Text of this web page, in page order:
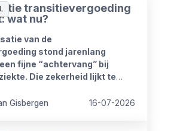
transitievergoeding
wat nu?
van de
stond jarenlang
fijne “achtervang” bij
Die zekerheid lijkt te
plannen om de
Gisbergen 16-07-2026